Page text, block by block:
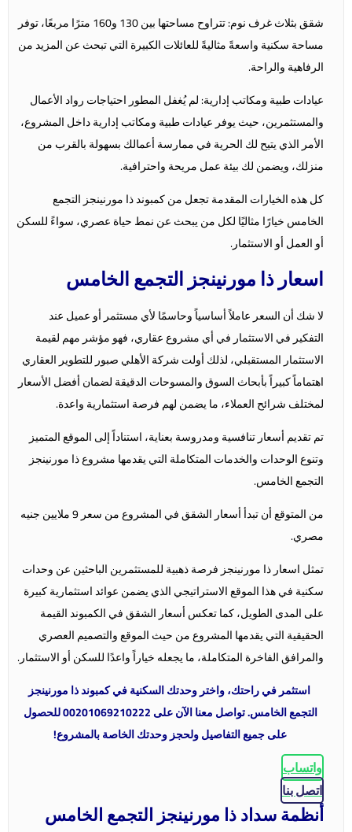
شقق بثلاث غرف نوم: تتراوح مساحتها بين 130 و160 مترًا مربعًا، توفر
مساحة سكنية واسعةً مثاليةً للعائلات الكبيرة التي تبحث عن المزيد من
الرفاهية والراحة.
عيادات طبية ومكاتب إدارية: لم يُغفل المطور احتياجات رواد الأعمال
والمستثمرين، حيث يوفر عيادات طبية ومكاتب إدارية داخل المشروع،
الأمر الذي يتيح لك الحرية في ممارسة أعمالك بسهولة بالقرب من
منزلك، ويضمن لك بيئة عمل مريحة واحترافية.
كل هذه الخيارات المقدمة تجعل من كمبوند ذا مورنينجز التجمع
الخامس خيارًا مثاليًا لكل من يبحث عن نمط حياة عصري، سواءً للسكن
أو العمل أو الاستثمار.
اسعار ذا مورنينجز التجمع الخامس
لا شك أن السعر عاملاً أساسياً وحاسمًا لأي مستثمر أو عميل عند
التفكير في الاستثمار في أي مشروع عقاري، فهو مؤشر مهم لقيمة
الاستثمار المستقبلي، لذلك أولت شركة الأهلي صبور للتطوير العقاري
اهتماماً كبيراً بأبحاث السوق والمسوحات الدقيقة لضمان أفضل الأسعار
لمختلف شرائح العملاء، ما يضمن لهم فرصة استثمارية واعدة.
تم تقديم أسعار تنافسية ومدروسة بعناية، استناداً إلى الموقع المتميز
وتنوع الوحدات والخدمات المتكاملة التي يقدمها مشروع ذا مورنينجز
التجمع الخامس.
من المتوقع أن تبدأ أسعار الشقق في المشروع من سعر 9 ملايين جنيه
مصري.
تمثل اسعار ذا مورنينجز فرصة ذهبية للمستثمرين الباحثين عن وحدات
سكنية في هذا الموقع الاستراتيجي الذي يضمن عوائد استثمارية كبيرة
على المدى الطويل، كما تعكس أسعار الشقق في الكمبوند القيمة
الحقيقية التي يقدمها المشروع من حيث الموقع والتصميم العصري
والمرافق الفاخرة المتكاملة، ما يجعله خياراً واعدًا للسكن أو الاستثمار.
استثمر في راحتك، واختر وحدتك السكنية في كمبوند ذا مورنينجز
التجمع الخامس. تواصل معنا الآن على 00201069210222 للحصول
على جميع التفاصيل ولحجز وحدتك الخاصة بالمشروع!
واتساب
اتصل بنا
أنظمة سداد ذا مورنينجز التجمع الخامس